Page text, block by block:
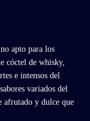
apto para los
cóctel de whisky,
e intensos del
variados del
afrutado y dulce que